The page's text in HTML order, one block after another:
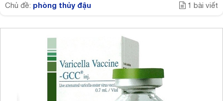
Chủ đề: phòng thủy đậu 1 bài viết